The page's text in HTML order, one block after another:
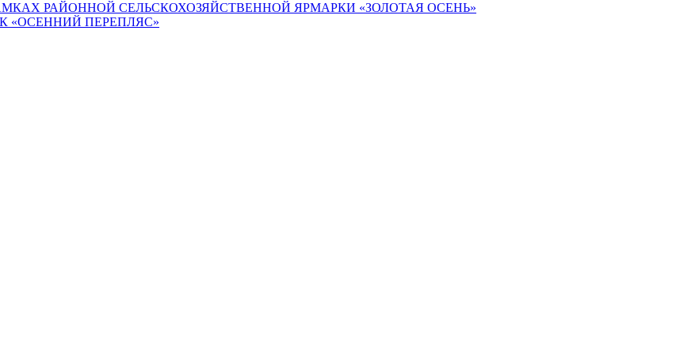
РАЙОННОЙ СЕЛЬСКОХОЗЯЙСТВЕННОЙ ЯРМАРКИ «ЗОЛОТАЯ ОСЕНЬ»
«ОСЕННИЙ ПЕРЕПЛЯС»